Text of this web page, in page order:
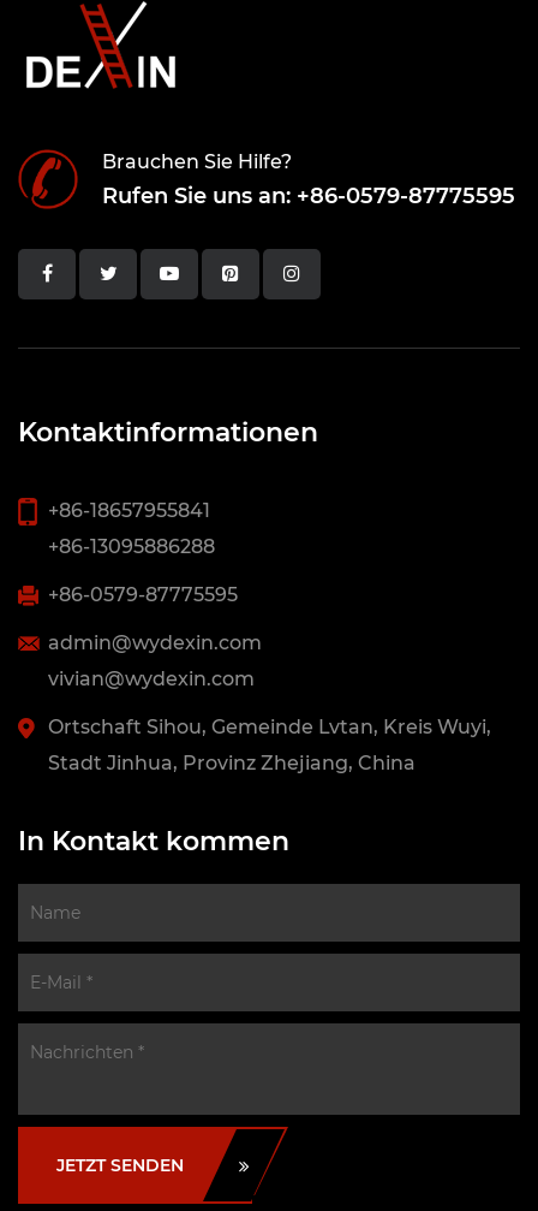
Brauchen Sie Hilfe?
Rufen Sie uns an: +86-0579-87775595
Kontaktinformationen
+86-18657955841
+86-13095886288
+86-0579-87775595
admin@wydexin.com
vivian@wydexin.com
Ortschaft Sihou, Gemeinde Lvtan, Kreis Wuyi,
Stadt Jinhua, Provinz Zhejiang, China
In Kontakt kommen
JETZT SENDEN